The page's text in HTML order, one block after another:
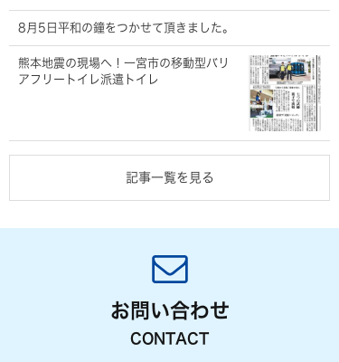
8月5日平和の鐘をつかせて頂きました。
熊本地震の現場へ！一宮市の移動型バリ
アフリートイレ派遣トイレ
記事一覧を見る
お問い合わせ
CONTACT